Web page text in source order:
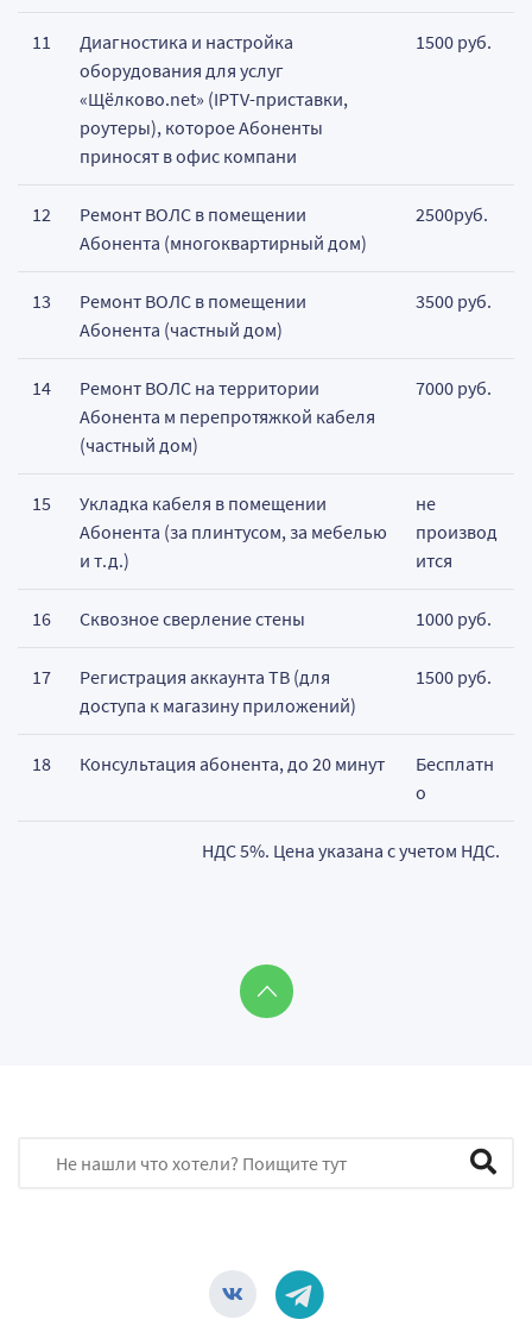
11
Диагностика и настройка
оборудования для услуг
«Щёлково.net» (IPTV-приставки,
роутеры), которое Абоненты
приносят в офис компани
1500 руб.
12
Ремонт ВОЛС в помещении
Абонента (многоквартирный дом)
2500руб.
13
Ремонт ВОЛС в помещении
Абонента (частный дом)
3500 руб.
14
Ремонт ВОЛС на территории
Абонента м перепротяжкой кабеля
(частный дом)
7000 руб.
15
Укладка кабеля в помещении
Абонента (за плинтусом, за мебелью
и т.д.)
не
производ
ится
16 Сквозное сверление стены 1000 руб.
17
Регистрация аккаунта ТВ (для
доступа к магазину приложений)
1500 руб.
18 Консультация абонента, до 20 минут
Бесплатн
о
НДС 5%. Цена указана с учетом НДС.